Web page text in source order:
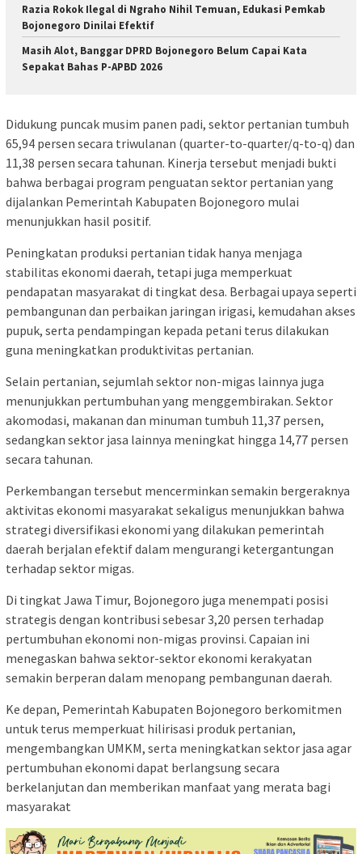
Razia Rokok Ilegal di Ngraho Nihil Temuan, Edukasi Pemkab
Bojonegoro Dinilai Efektif
Masih Alot, Banggar DPRD Bojonegoro Belum Capai Kata
Sepakat Bahas P-APBD 2026
Didukung puncak musim panen padi, sektor pertanian tumbuh
65,94 persen secara triwulanan (quarter-to-quarter/q-to-q) dan
11,38 persen secara tahunan. Kinerja tersebut menjadi bukti
bahwa berbagai program penguatan sektor pertanian yang
dijalankan Pemerintah Kabupaten Bojonegoro mulai
menunjukkan hasil positif.
Peningkatan produksi pertanian tidak hanya menjaga
stabilitas ekonomi daerah, tetapi juga memperkuat
pendapatan masyarakat di tingkat desa. Berbagai upaya seperti
pembangunan dan perbaikan jaringan irigasi, kemudahan akses
pupuk, serta pendampingan kepada petani terus dilakukan
guna meningkatkan produktivitas pertanian.
Selain pertanian, sejumlah sektor non-migas lainnya juga
menunjukkan pertumbuhan yang menggembirakan. Sektor
akomodasi, makanan dan minuman tumbuh 11,37 persen,
sedangkan sektor jasa lainnya meningkat hingga 14,77 persen
secara tahunan.
Perkembangan tersebut mencerminkan semakin bergeraknya
aktivitas ekonomi masyarakat sekaligus menunjukkan bahwa
strategi diversifikasi ekonomi yang dilakukan pemerintah
daerah berjalan efektif dalam mengurangi ketergantungan
terhadap sektor migas.
Di tingkat Jawa Timur, Bojonegoro juga menempati posisi
strategis dengan kontribusi sebesar 3,20 persen terhadap
pertumbuhan ekonomi non-migas provinsi. Capaian ini
menegaskan bahwa sektor-sektor ekonomi kerakyatan
semakin berperan dalam menopang pembangunan daerah.
Ke depan, Pemerintah Kabupaten Bojonegoro berkomitmen
untuk terus memperkuat hilirisasi produk pertanian,
mengembangkan UMKM, serta meningkatkan sektor jasa agar
pertumbuhan ekonomi dapat berlangsung secara
berkelanjutan dan memberikan manfaat yang merata bagi
masyarakat